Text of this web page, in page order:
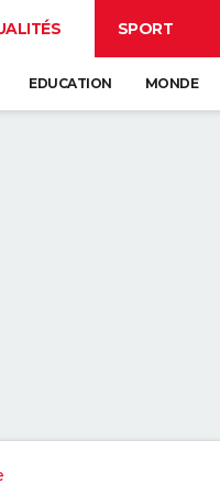
SPORT
EDUCATION MONDE